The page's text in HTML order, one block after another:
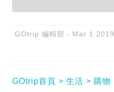
GOtrip 編輯部 Mar 1 2019
GOtrip首頁 生活 購物